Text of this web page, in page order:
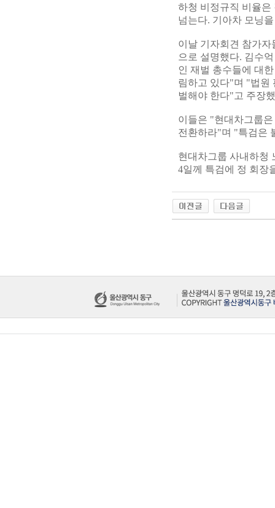
하청 비정규직 비율은
넘는다. 기아차 모닝
이날 기자회견 참가
으로 설명했다. 김수
인 재벌 총수들에 대
림하고 있다"며 "법원
벌해야 한다"고 주장
이들은 "현대차그룹
전환하라"며 "특검은
현대차그룹 사내하청
4일께 특검에 정 회장